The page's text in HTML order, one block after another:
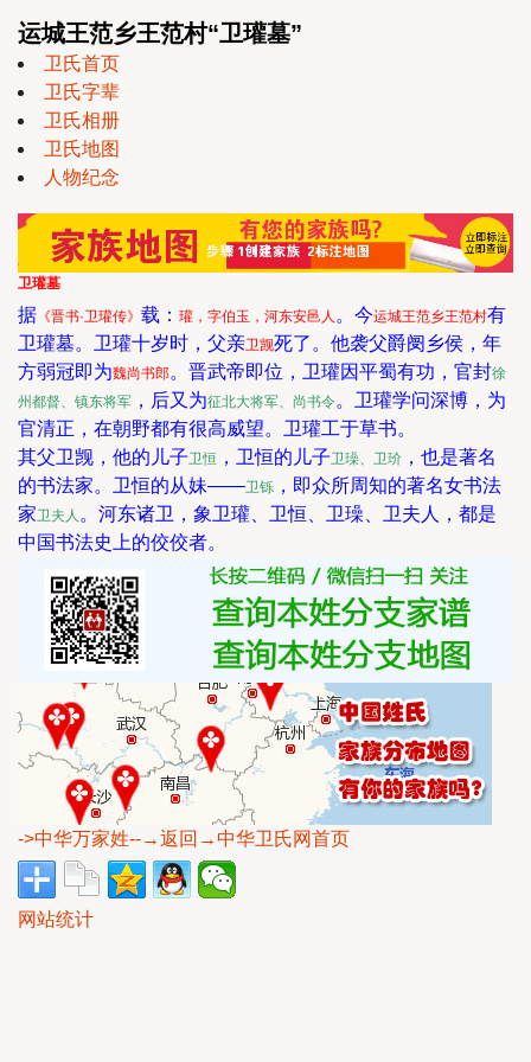
运城王范乡王范村“卫瓘墓”
卫氏首页
卫氏字辈
卫氏相册
卫氏地图
人物纪念
卫瓘墓
据 《晋书·卫瓘传》 载： 瓘，字伯玉，河东安邑人 。今运城王范乡王范村有
卫瓘墓。卫瓘十岁时，父亲卫觊死了。他袭父爵阌乡侯，年
方弱冠即为魏尚书郎。晋武帝即位，卫瓘因平蜀有功，官封徐
州都督、镇东将军 ，后又为征北大将军、尚书令。卫瓘学问深博，为
官清正，在朝野都有很高威望。卫瓘工于草书。
其父卫觊，他的儿子卫恒 ，卫恒的儿子卫璪、卫玠 ，也是著名
的书法家。卫恒的从妹——卫铄 ，即众所周知的著名女书法
家卫夫人 。河东诸卫，象卫瓘、卫恒、卫璪、卫夫人，都是
中国书法史上的佼佼者。
->中华万家姓--→返回→中华卫氏网首页
网站统计